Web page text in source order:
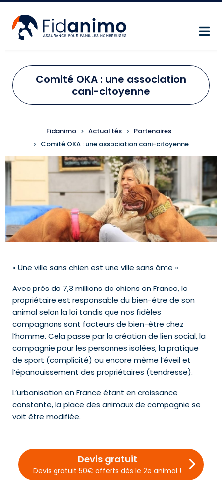
Aller au contenu principal
Comité OKA : une association
cani-citoyenne
FIL D'ARIANE
Fidanimo Actualités
Partenaires
Comité OKA : une association cani-citoyenne
« Une ville sans chien est une ville sans âme »
Avec près de 7,3 millions de chiens en France, le
propriétaire est responsable du bien-être de son
animal selon la loi tandis que nos fidèles
compagnons sont facteurs de bien-être chez
l’homme. Cela passe par la création de lien social, la
compagnie pour les personnes isolées, la pratique
de sport (complicité) ou encore même l’éveil et
l’épanouissement des propriétaires (tendresse).
L’urbanisation en France étant en croissance
constante, la place des animaux de compagnie se
voit être modifiée.
Devis gratuit
Devis gratuit 50€ offerts dès le 2e animal !